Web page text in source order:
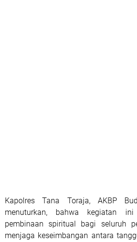
Kapolres Tana Toraja, AKBP
menuturkan, bahwa kegiatan
pembinaan spiritual bagi seluruh
menjaga keseimbangan antara